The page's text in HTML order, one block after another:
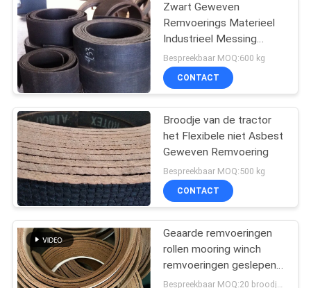
Zwart Geweven
Remvoerings Materieel
Industrieel Messing
Draad Versterkt Crane
Usage
Bespreekbaar MOQ:600 kg
CONTACT
Broodje van de tractor
het Flexibele niet Asbest
Geweven Remvoering
Bespreekbaar MOQ:500 kg
CONTACT
Geaarde remvoeringen
rollen mooring winch
remvoeringen geslepen
geweven remvoeringen